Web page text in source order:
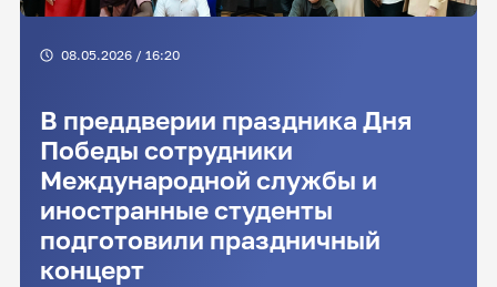
08.05.2026 / 16:20
В преддверии праздника Дня
Победы сотрудники
Международной службы и
иностранные студенты
подготовили праздничный
концерт